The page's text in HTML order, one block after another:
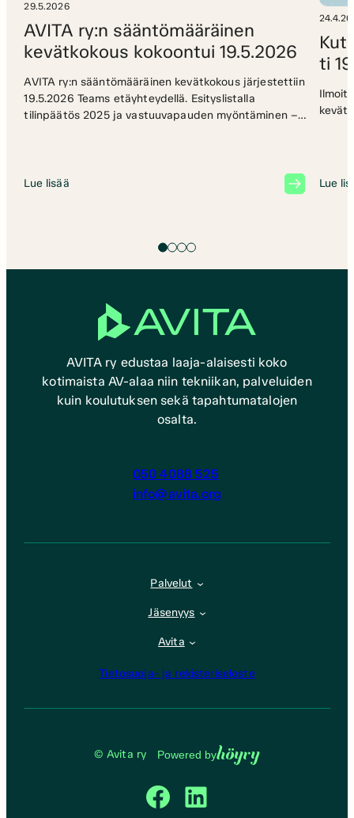
AVITA ry:n sääntömääräinen
kevätkokous kokoontui 19.5.2026
29.5.2026
AVITA ry:n sääntömääräinen kevätkokous järjestettiin
19.5.2026 Teams etäyhteydellä. Esityslistalla
tilinpäätös 2025 ja vastuuvapauden myöntäminen –
Ammattiviestintä Oy:n osalta.– Kokous vahvisti
Lue lisää
ti
Lue
AVITA ry edustaa laaja-alaisesti koko
kotimaista AV-alaa niin tekniikan, palveluiden
kuin koulutuksen sekä tapahtumatalojen
osalta.
050 4088 525
info@avita.org
Palvelut
Jäsenyys
Avita
Tietosuoja- ja rekisteriseloste
© Avita ry Powered byHöyry
Facebook
LinkedIn